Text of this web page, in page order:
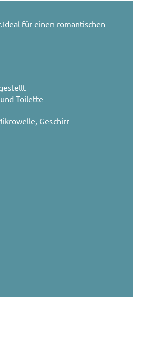
für einen romantischen
Toilette
Geschirr